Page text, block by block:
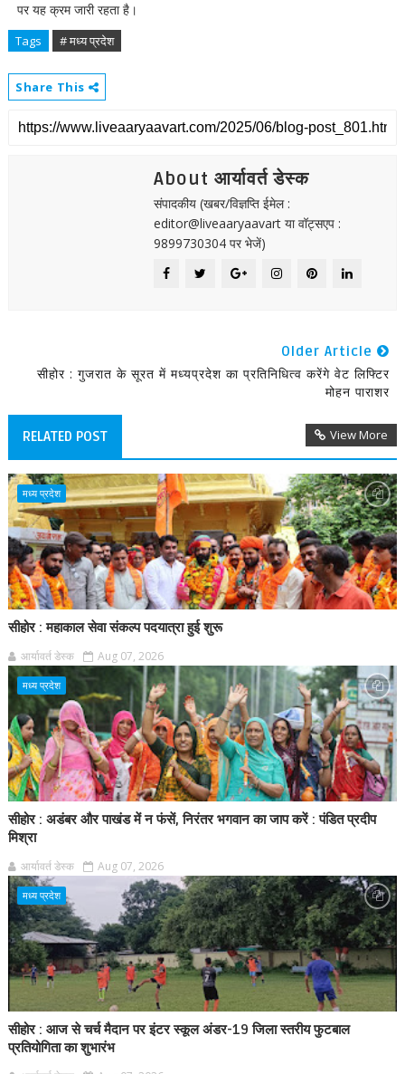
पर यह क्रम जारी रहता है।
Tags # मध्य प्रदेश
Share This
About आर्यावर्त डेस्क
संपादकीय (खबर/विज्ञप्ति ईमेल :
editor@liveaaryaavart या वॉट्सएप :
9899730304 पर भेजें)
Older Article
सीहोर : गुजरात के सूरत में मध्यप्रदेश का प्रतिनिधित्व करेंगे वेट लिफ्टिर
मोहन पाराशर
RELATED POST View More
मध्य प्रदेश
सीहोर : महाकाल सेवा संकल्प पदयात्रा हुई शुरू
आर्यावर्त डेस्क Aug 07, 2026
मध्य प्रदेश
सीहोर : अडंबर और पाखंड में न फंसें, निरंतर भगवान का जाप करें : पंडित प्रदीप
मिश्रा
आर्यावर्त डेस्क Aug 07, 2026
मध्य प्रदेश
सीहोर : आज से चर्च मैदान पर इंटर स्कूल अंडर-19 जिला स्तरीय फुटबाल
प्रतियोगिता का शुभारंभ